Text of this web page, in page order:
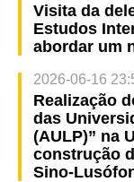
Visita da
Estudos
abordar um
2026-06-16
Realização
das
(AULP)” na
construção
Sino-